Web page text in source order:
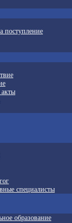
поступление
специалисты
образование